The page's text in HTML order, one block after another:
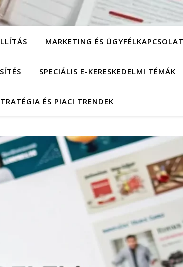
MARKETING ÉS ÜGYFÉLKAPCSOLAT
SPECIÁLIS E-KERESKEDELMI TÉMÁK
ÉS PIACI TRENDEK